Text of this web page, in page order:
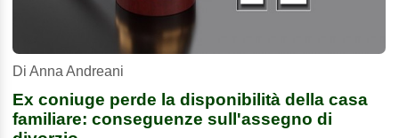
Di Anna Andreani
Ex coniuge perde la disponibilità della casa
familiare: conseguenze sull'assegno di